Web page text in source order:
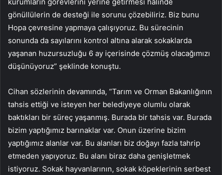
gönüllülerin de desteği ile sorunu çözebiliriz. Biz bunu
Hopa çevresine yapmaya çalışıyoruz. Bu sürecinin
sonunda da sayılarını kontrol altına alarak sokaklarda
yaşanan huzursuzluğu 6 ay içerisinde çözmüş olacağımızı
düşünüyoruz” şeklinde konuştu.
Cihan sözlerinin devamında, “Tarım ve Orman Bakanlığının
tahsis ettiği ve isteyen her belediyeye olumlu olarak
baktıkları bir süreç yaşanmış. Burada bir tahsis var. Burada
bizim yaptığımız barınaklar var. Onun üzerine bizim
yaptığımız alanlar var. Bu alanları biz doğayı fazla tahrip
etmeden yapıyoruz. Bu alanı biraz daha genişletmek
istiyoruz. Sokak hayvanlarının, sokak köpeklerinin serbest